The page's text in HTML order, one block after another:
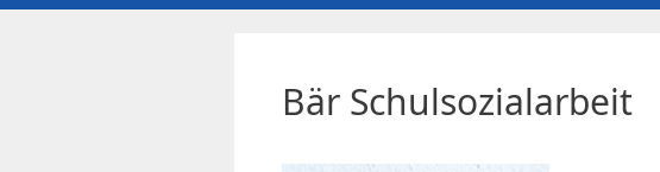
Bär Schulsozialarbeit